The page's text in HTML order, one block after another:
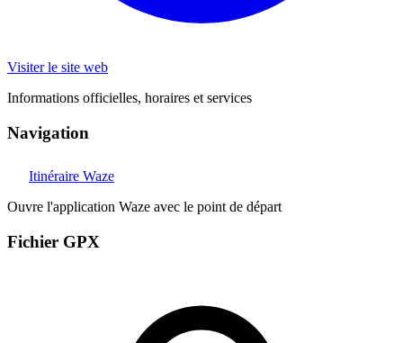
Visiter le site web
Informations officielles, horaires et services
Navigation
Itinéraire Waze
Ouvre l'application Waze avec le point de départ
Fichier GPX